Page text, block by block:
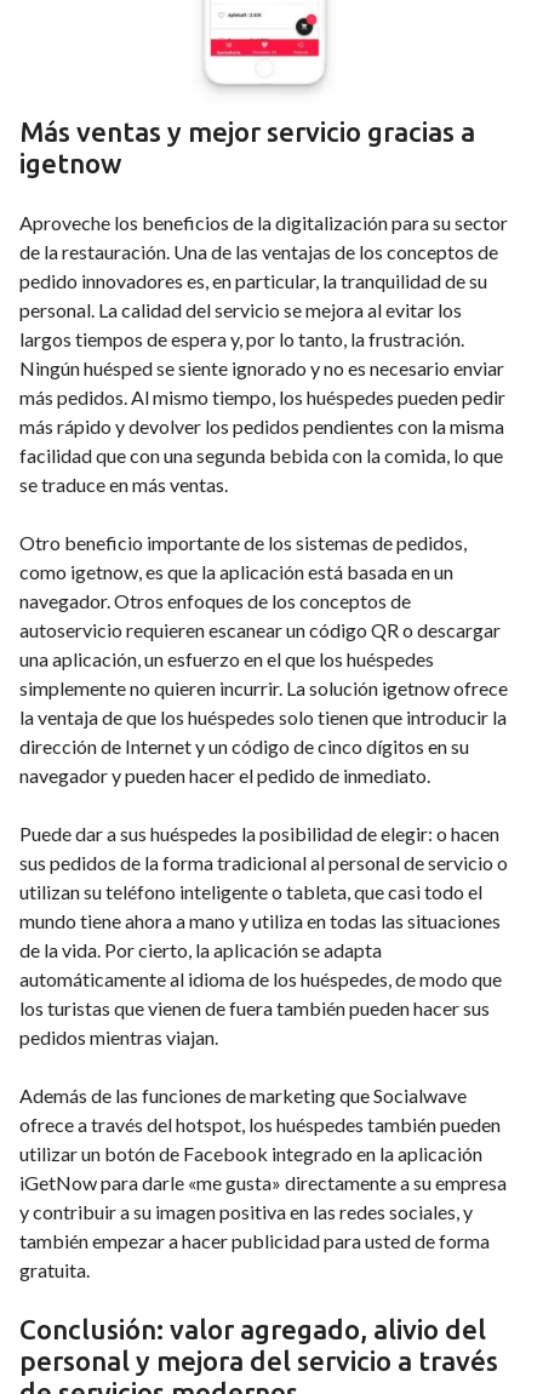
Más ventas y mejor servicio gracias a
igetnow
Aproveche los beneficios de la digitalización para su sector
de la restauración. Una de las ventajas de los conceptos de
pedido innovadores es, en particular, la tranquilidad de su
personal. La calidad del servicio se mejora al evitar los
largos tiempos de espera y, por lo tanto, la frustración.
Ningún huésped se siente ignorado y no es necesario enviar
más pedidos. Al mismo tiempo, los huéspedes pueden pedir
más rápido y devolver los pedidos pendientes con la misma
facilidad que con una segunda bebida con la comida, lo que
se traduce en más ventas.
Otro beneficio importante de los sistemas de pedidos,
como igetnow, es que la aplicación está basada en un
navegador. Otros enfoques de los conceptos de
autoservicio requieren escanear un código QR o descargar
una aplicación, un esfuerzo en el que los huéspedes
simplemente no quieren incurrir. La solución igetnow ofrece
la ventaja de que los huéspedes solo tienen que introducir la
dirección de Internet y un código de cinco dígitos en su
navegador y pueden hacer el pedido de inmediato.
Puede dar a sus huéspedes la posibilidad de elegir: o hacen
sus pedidos de la forma tradicional al personal de servicio o
utilizan su teléfono inteligente o tableta, que casi todo el
mundo tiene ahora a mano y utiliza en todas las situaciones
de la vida. Por cierto, la aplicación se adapta
automáticamente al idioma de los huéspedes, de modo que
los turistas que vienen de fuera también pueden hacer sus
pedidos mientras viajan.
Además de las funciones de marketing que Socialwave
ofrece a través del hotspot, los huéspedes también pueden
utilizar un botón de Facebook integrado en la aplicación
iGetNow para darle «me gusta» directamente a su empresa
y contribuir a su imagen positiva en las redes sociales, y
también empezar a hacer publicidad para usted de forma
gratuita.
Conclusión: valor agregado, alivio del
personal y mejora del servicio a través